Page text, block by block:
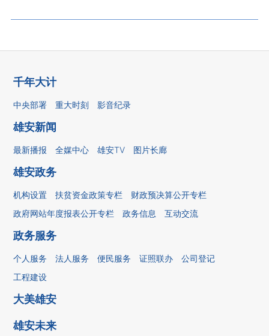
千年大计
中央部署 重大时刻 影音纪录
雄安新闻
最新播报 全媒中心 雄安TV 图片长廊
雄安政务
机构设置 扶贫资金政策专栏
财政预决算公开专栏
政府网站年度报表公开专栏
政务信息 互动交流
政务服务
个人服务 法人服务 便民服务 证照联办
公司登记
工程建设
大美雄安
雄安未来